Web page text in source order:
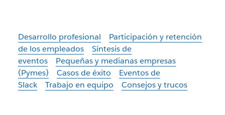
Desarrollo profesional
Participación y retención
de los empleados
Síntesis de
eventos
Pequeñas y medianas empresas
(Pymes)
Casos de éxito
Eventos de
Slack
Trabajo en equipo Consejos y trucos